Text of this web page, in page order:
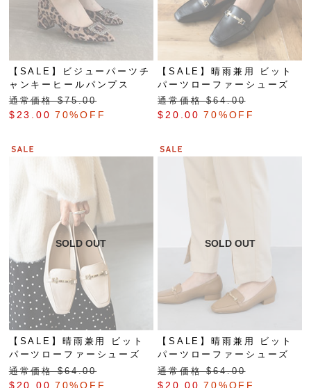
【SALE】ビジューパーツチ
ャンキーヒールパンプス
通常価格 $‌75.00
$‌23.00 70%OFF
【SALE】晴雨兼用 ビット
パーツローファーシューズ
通常価格 $‌64.00
$‌20.00 70%OFF
【SALE】晴雨兼用 ビット
パーツローファーシューズ
通常価格 $‌64.00
$‌20.00 70%OFF
【SALE】晴雨兼用 ビット
パーツローファーシューズ
通常価格 $‌64.00
$‌20.00 70%OFF